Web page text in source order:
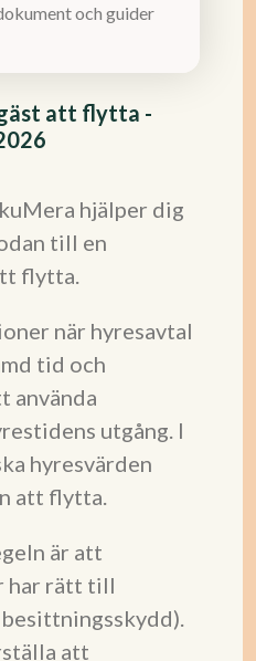
att flytta -
hjälper dig
till en
flytta.
när hyresavtal
tid och
använda
utgång. I
hyresvärden
att flytta.
är att
har rätt till
att
och guider